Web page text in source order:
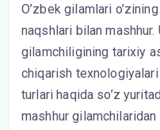
O’zbek gilamlari
naqshlari bilan mashhur.
gilamchiligining tarixiy
chiqarish
turlari haqida so’z
mashhur